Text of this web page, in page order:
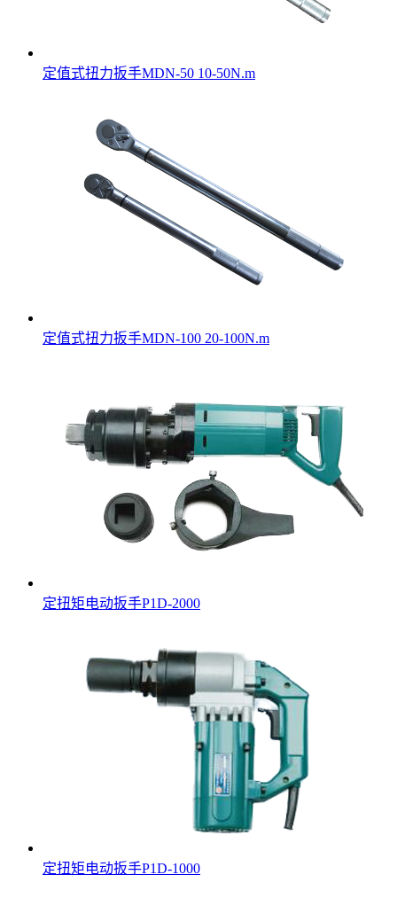
定值式扭力扳手MDN-50 10-50N.m
定值式扭力扳手MDN-100 20-100N.m
定扭矩电动扳手P1D-2000
定扭矩电动扳手P1D-1000